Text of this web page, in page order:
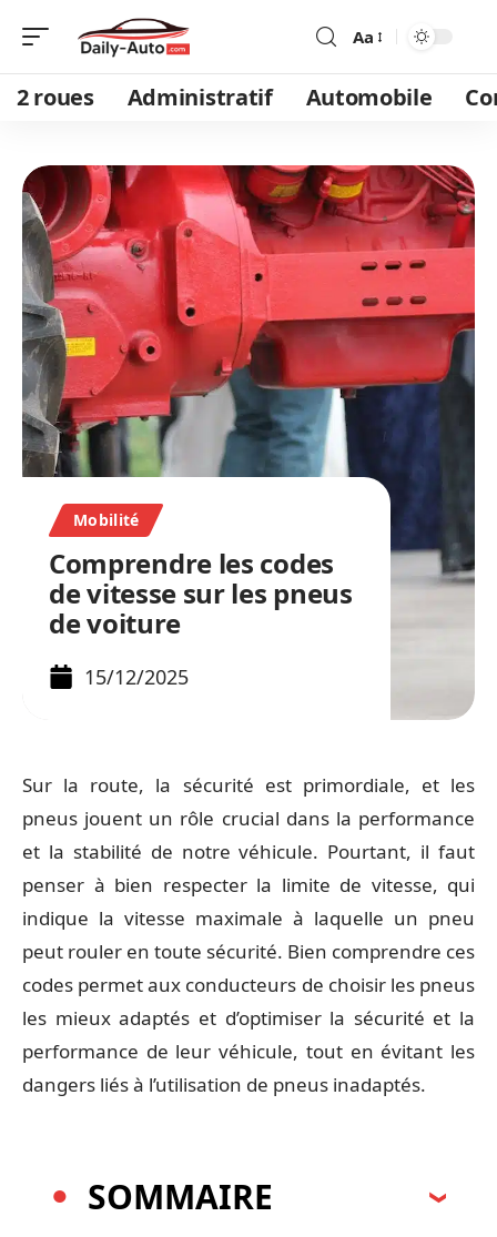
Aa
2 roues Administratif Automobile
Mobilité
Comprendre les codes
de vitesse sur les pneus
de voiture
15/12/2025
Sur la route, la sécurité est primordiale, et les
pneus jouent un rôle crucial dans la performance
et la stabilité de notre véhicule. Pourtant, il faut
penser à bien respecter la limite de vitesse, qui
indique la vitesse maximale à laquelle un pneu
peut rouler en toute sécurité. Bien comprendre ces
codes permet aux conducteurs de choisir les pneus
les mieux adaptés et d’optimiser la sécurité et la
performance de leur véhicule, tout en évitant les
dangers liés à l’utilisation de pneus inadaptés.
SOMMAIRE